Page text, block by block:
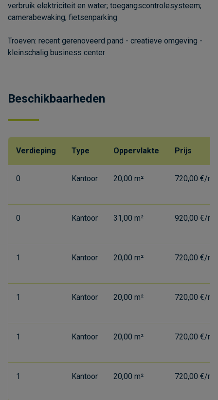
verbruik elektriciteit en water; toegangscontrolesysteem;
camerabewaking; fietsenparking
Troeven: recent gerenoveerd pand - creatieve omgeving -
kleinschalig business center
Beschikbaarheden
Verdieping Type Oppervlakte Prijs
0 Kantoor 20,00 m² 720,00 €/
0 Kantoor 31,00 m² 920,00 €/
1 Kantoor 20,00 m² 720,00 €/
1 Kantoor 20,00 m² 720,00 €/
1 Kantoor 20,00 m² 720,00 €/
1 Kantoor 20,00 m² 720,00 €/